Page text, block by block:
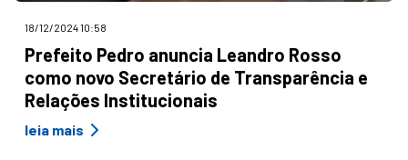
18/12/2024 10:58
Prefeito Pedro anuncia Leandro Rosso
como novo Secretário de Transparência e
Relações Institucionais
leia mais